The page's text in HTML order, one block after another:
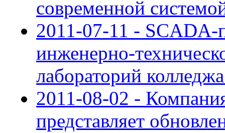
современной
2011-07-11 - SCADA-
инженерно-
лабораторий
2011-08-02 -
представляет